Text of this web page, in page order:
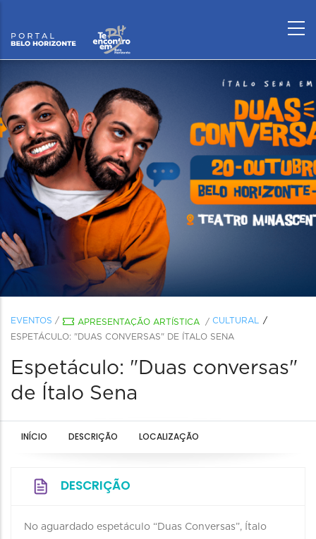
EVENTOS / APRESENTAÇÃO ARTÍSTICA / CULTURAL
ESPETÁCULO: "DUAS CONVERSAS" DE ÍTALO SENA
Espetáculo: "Duas conversas"
de Ítalo Sena
INÍCIO DESCRIÇÃO LOCALIZAÇÃO
DESCRIÇÃO
No aguardado espetáculo “Duas Conversas”, Ítalo